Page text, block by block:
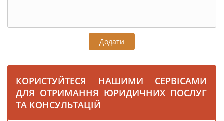
Додати
КОРИСТУЙТЕСЯ НАШИМИ СЕРВІСАМИ
ДЛЯ ОТРИМАННЯ ЮРИДИЧНИХ ПОСЛУГ
ТА КОНСУЛЬТАЦІЙ